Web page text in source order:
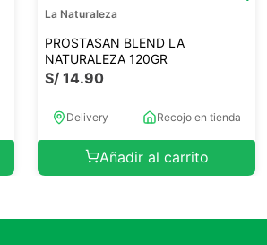
La Naturaleza
PROSTASAN BLEND LA
NATURALEZA 120GR
S/ 14.90
Delivery Recojo en tienda
Añadir al carrito